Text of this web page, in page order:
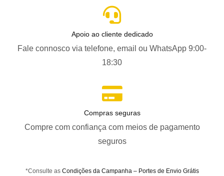
Apoio ao cliente dedicado
Fale connosco via telefone, email ou WhatsApp 9:00-
18:30
Compras seguras
Compre com confiança com meios de pagamento
seguros
*Consulte as Condições da Campanha – Portes de Envio Grátis